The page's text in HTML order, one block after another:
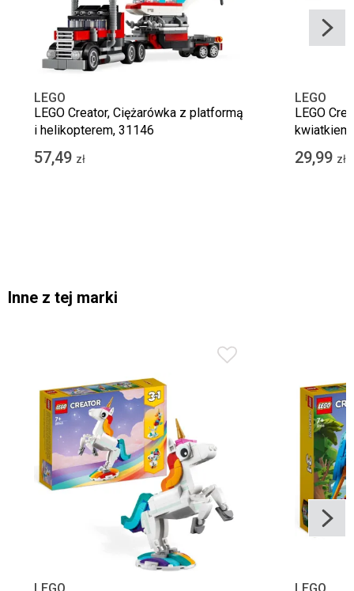
LEGO
LEGO Creator, Ciężarówka z platformą
i helikopterem, 31146
57,49 zł
LEGO
LEGO
29,99 zł
Inne z tej marki